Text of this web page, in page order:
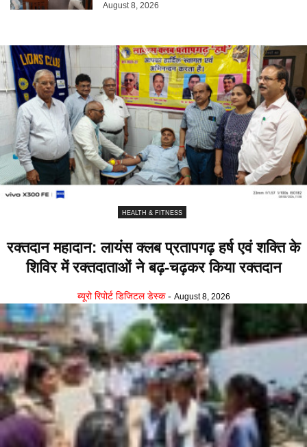
August 8, 2026
HEALTH & FITNESS
रक्तदान महादान: लायंस क्लब प्रतापगढ़ हर्ष एवं शक्ति के
शिविर में रक्तदाताओं ने बढ़-चढ़कर किया रक्तदान
ब्यूरो रिपोर्ट डिजिटल डेस्क - August 8, 2026